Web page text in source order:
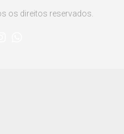
os direitos reservados.